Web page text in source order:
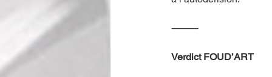
⸻
Verdict FOUD’ART